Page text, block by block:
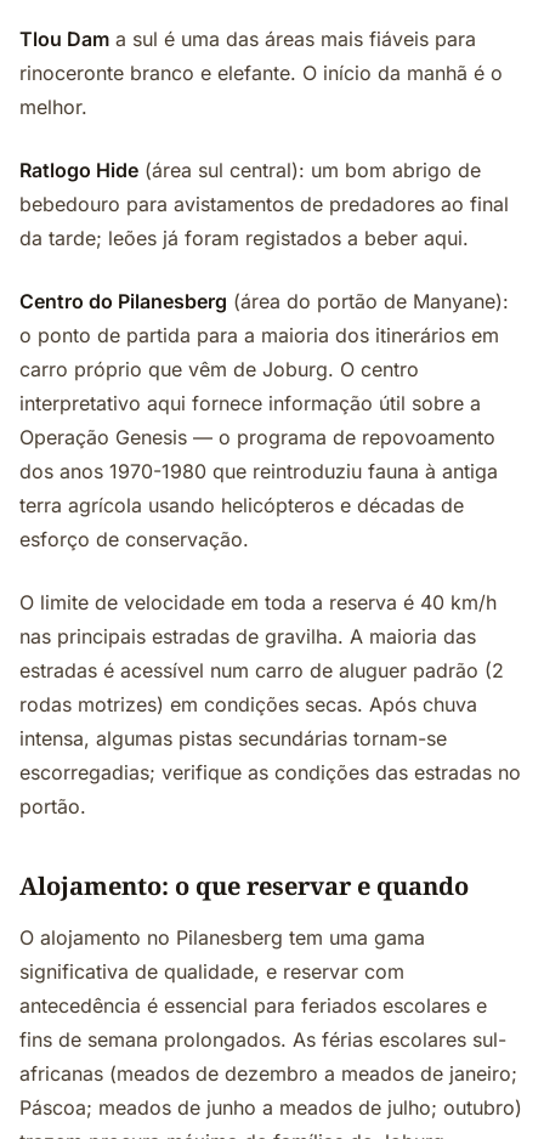
Tlou Dam a sul é uma das áreas mais fiáveis para
rinoceronte branco e elefante. O início da manhã é o
melhor.
Ratlogo Hide (área sul central): um bom abrigo de
bebedouro para avistamentos de predadores ao final
da tarde; leões já foram registados a beber aqui.
Centro do Pilanesberg (área do portão de Manyane):
o ponto de partida para a maioria dos itinerários em
carro próprio que vêm de Joburg. O centro
interpretativo aqui fornece informação útil sobre a
Operação Genesis — o programa de repovoamento
dos anos 1970-1980 que reintroduziu fauna à antiga
terra agrícola usando helicópteros e décadas de
esforço de conservação.
O limite de velocidade em toda a reserva é 40 km/h
nas principais estradas de gravilha. A maioria das
estradas é acessível num carro de aluguer padrão (2
rodas motrizes) em condições secas. Após chuva
intensa, algumas pistas secundárias tornam-se
escorregadias; verifique as condições das estradas no
portão.
Alojamento: o que reservar e quando
O alojamento no Pilanesberg tem uma gama
significativa de qualidade, e reservar com
antecedência é essencial para feriados escolares e
fins de semana prolongados. As férias escolares sul-
africanas (meados de dezembro a meados de janeiro;
Páscoa; meados de junho a meados de julho; outubro)